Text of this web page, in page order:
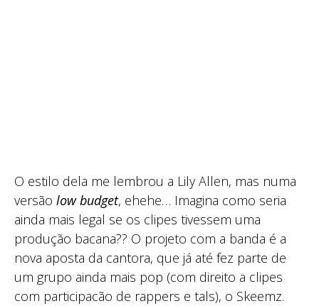
O estilo dela me lembrou a Lily Allen, mas numa
versão low budget, ehehe… Imagina como seria
ainda mais legal se os clipes tivessem uma
produção bacana?? O projeto com a banda é a
nova aposta da cantora, que já até fez parte de
um grupo ainda mais pop (com direito a clipes
com participacão de rappers e tals), o Skeemz.